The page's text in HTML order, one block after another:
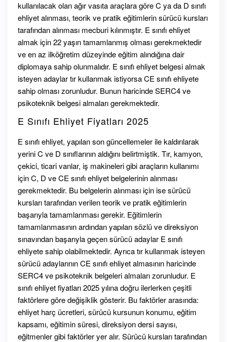
kullanılacak olan ağır vasıta araçlara göre C ya da D sınıfı
ehliyet alınması, teorik ve pratik eğitimlerin sürücü kursları
tarafından alınması mecburi kılınmıştır. E sınıfı ehliyet
almak için 22 yaşın tamamlanmış olması gerekmektedir
ve en az ilköğretim düzeyinde eğitim alındığına dair
diplomaya sahip olunmalıdır. E sınıfı ehliyet belgesi almak
isteyen adaylar tır kullanmak istiyorsa CE sınıfı ehliyete
sahip olması zorunludur. Bunun haricinde SERC4 ve
psikoteknik belgesi almaları gerekmektedir.
E Sınıfı Ehliyet Fiyatları 2025
E sınıfı ehliyet, yapılan son güncellemeler ile kaldırılarak
yerini C ve D sınıflarının aldığını belirtmiştik. Tır, kamyon,
çekici, ticari vanlar, iş makineleri gibi araçların kullanımı
için C, D ve CE sınıfı ehliyet belgelerinin alınması
gerekmektedir. Bu belgelerin alınması için ise sürücü
kursları tarafından verilen teorik ve pratik eğitimlerin
başarıyla tamamlanması gerekir. Eğitimlerin
tamamlanmasının ardından yapılan sözlü ve direksiyon
sınavından başarıyla geçen sürücü adaylar E sınıfı
ehliyete sahip olabilmektedir. Ayrıca tır kullanmak isteyen
sürücü adaylarının CE sınıfı ehliyet almasının haricinde
SERC4 ve psikoteknik belgeleri almaları zorunludur. E
sınıfı ehliyet fiyatları 2025 yılına doğru ilerlerken çeşitli
faktörlere göre değişiklik gösterir. Bu faktörler arasında:
ehliyet harç ücretleri, sürücü kursunun konumu, eğitim
kapsamı, eğitimin süresi, direksiyon dersi sayısı,
eğitmenler gibi faktörler yer alır. Sürücü kursları tarafından